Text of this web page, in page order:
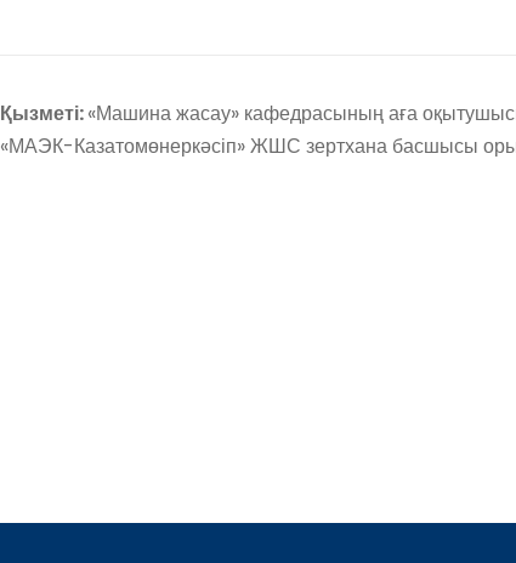
Қызметі:«Машина жасау» кафедрасының аға
«МАЭК-Казатомөнеркәсіп» ЖШС зертхана басшысы